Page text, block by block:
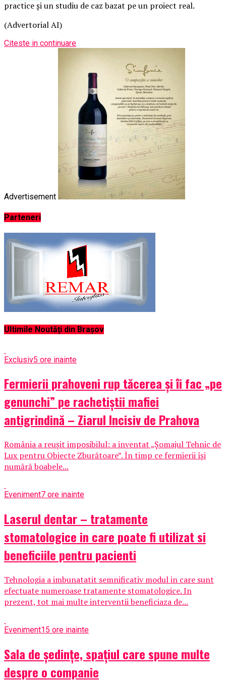
practice și un studiu de caz bazat pe un proiect real.
(Advertorial AI)
Citeste in continuare
Advertisement
Parteneri
Ultimile Noutăți din Brașov
Exclusiv5 ore inainte
Fermierii prahoveni rup tăcerea și îi fac „pe
genunchi” pe rachetiștii mafiei
antigrindină – Ziarul Incisiv de Prahova
România a reușit imposibilul: a inventat „Șomajul Tehnic de
Lux pentru Obiecte Zburătoare”. În timp ce fermierii își
numără boabele...
Eveniment7 ore inainte
Laserul dentar – tratamente
stomatologice in care poate fi utilizat si
beneficiile pentru pacienti
Tehnologia a imbunatatit semnificativ modul in care sunt
efectuate numeroase tratamente stomatologice. In
prezent, tot mai multe interventii beneficiaza de...
Eveniment15 ore inainte
Sala de ședințe, spațiul care spune multe
despre o companie